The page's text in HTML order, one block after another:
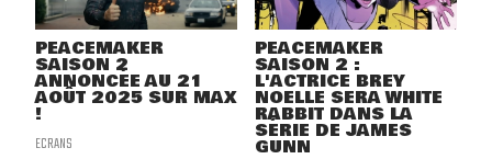
PEACEMAKER
SAISON 2
ANNONCÉE AU 21
AOÛT 2025 SUR MAX
!
ECRANS
PEACEMAKER
SAISON 2 :
L'ACTRICE BREY
NOELLE SERA WHITE
RABBIT DANS LA
SÉRIE DE JAMES
GUNN